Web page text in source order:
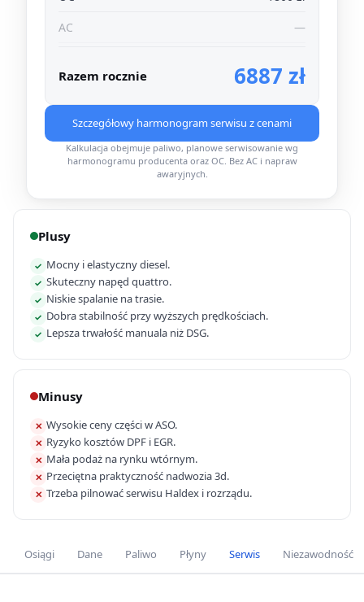
AC
—
Razem rocznie 6887 zł
Szczegółowy harmonogram serwisu z cenami
Kalkulacja obejmuje paliwo, planowe serwisowanie wg
harmonogramu producenta oraz OC. Bez AC i napraw
awaryjnych.
Plusy
✓ Mocny i elastyczny diesel.
✓ Skuteczny napęd quattro.
✓ Niskie spalanie na trasie.
✓ Dobra stabilność przy wyższych prędkościach.
✓ Lepsza trwałość manuala niż DSG.
Minusy
✕ Wysokie ceny części w ASO.
✕ Ryzyko kosztów DPF i EGR.
✕ Mała podaż na rynku wtórnym.
✕ Przeciętna praktyczność nadwozia 3d.
✕ Trzeba pilnować serwisu Haldex i rozrządu.
Osiągi Dane Paliwo Płyny Serwis Niezawodność